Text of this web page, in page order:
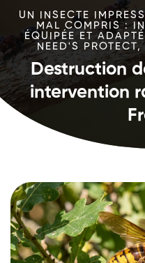
UN INSECTE
MAL COMPRIS :
ÉQUIPÉE ET
NEED'S
Destruction
intervention